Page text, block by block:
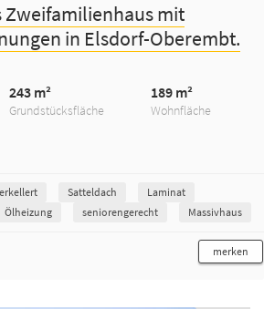
Zweifamilienhaus mit
in Elsdorf-Oberembt.
Grundstücksfläche
243 m²
Wohnfläche
189 m²
Satteldach
Laminat
Ölheizung seniorengerecht Massivhaus
merken